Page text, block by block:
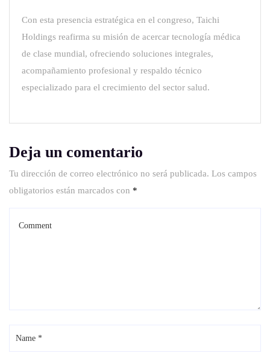
Con esta presencia estratégica en el congreso, Taichi
Holdings reafirma su misión de acercar tecnología médica
de clase mundial, ofreciendo soluciones integrales,
acompañamiento profesional y respaldo técnico
especializado para el crecimiento del sector salud.
Deja un comentario
Tu dirección de correo electrónico no será publicada. Los campos
obligatorios están marcados con *